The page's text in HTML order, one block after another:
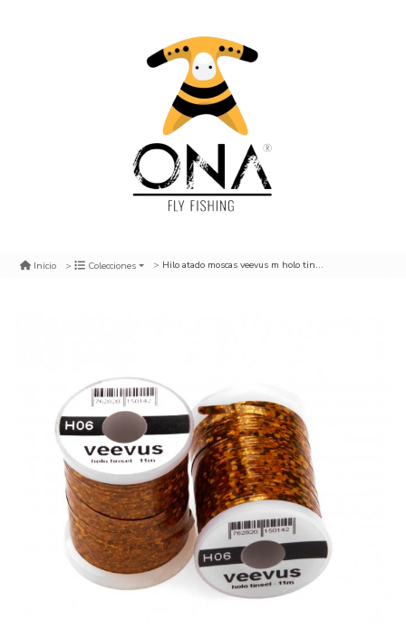
Inicio Colecciones Hilo atado moscas veevus m holo tinsel h 06 copper